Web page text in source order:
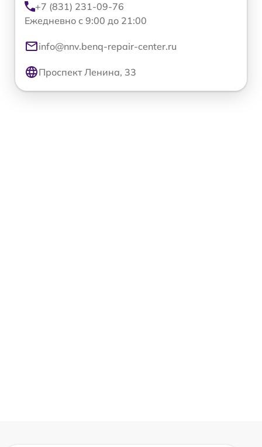
+7 (831) 231-09-76
Ежедневно с 9:00 до 21:00
info@nnv.benq-repair-center.ru
Проспект Ленина, 33